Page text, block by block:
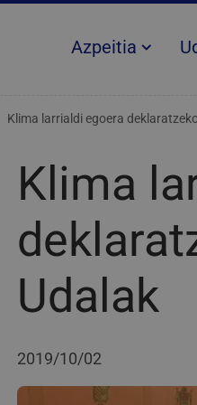
Azpeitia
Klima larrialdi egoera
Klima
Udalak
2019/10/02